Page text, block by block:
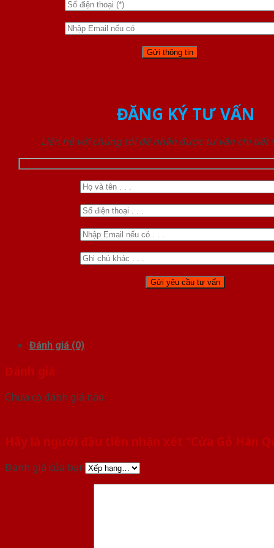
ĐĂNG KÝ TƯ VẤN
Liên hệ với chúng tôi để nhận được tư vấn chi tiết
Đánh giá (0)
Đánh giá
Chưa có đánh giá nào.
Hãy là người đầu tiên nhận xét “Cửa Gỗ Hàn
Đánh giá của bạn